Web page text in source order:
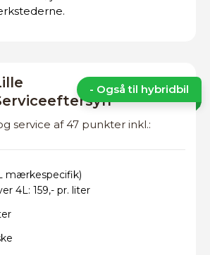
- Også til hybridbil
service af 47 punkter inkl.:
mærkespecifik)
4L: 159,- pr. liter